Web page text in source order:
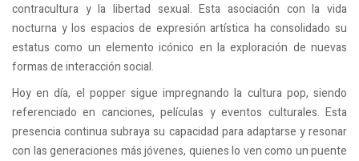
contracultura y la libertad sexual. Esta asociación con la vida
nocturna y los espacios de expresión artística ha consolidado su
estatus como un elemento icónico en la exploración de nuevas
formas de interacción social.
Hoy en día, el popper sigue impregnando la cultura pop, siendo
referenciado en canciones, películas y eventos culturales. Esta
presencia continua subraya su capacidad para adaptarse y resonar
con las generaciones más jóvenes, quienes lo ven como un puente